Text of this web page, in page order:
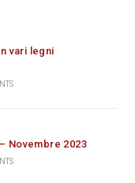
vari legni
Novembre 2023